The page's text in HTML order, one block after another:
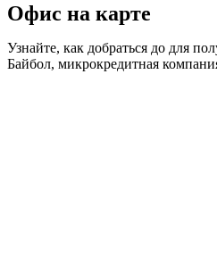
Офис на карте
Узнайте, как добраться до для
Байбол, микрокредитная